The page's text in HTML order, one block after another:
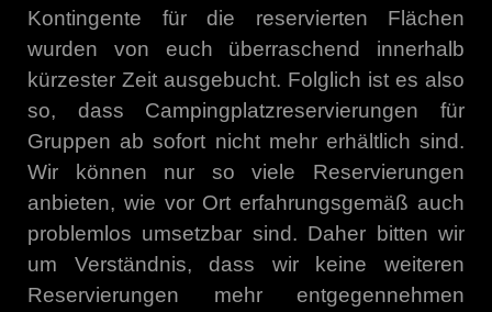
Kontingente für die reservierten Flächen
wurden von euch überraschend innerhalb
kürzester Zeit ausgebucht. Folglich ist es also
so, dass Campingplatzreservierungen für
Gruppen ab sofort nicht mehr erhältlich sind.
Wir können nur so viele Reservierungen
anbieten, wie vor Ort erfahrungsgemäß auch
problemlos umsetzbar sind. Daher bitten wir
um Verständnis, dass wir keine weiteren
Reservierungen mehr entgegennehmen